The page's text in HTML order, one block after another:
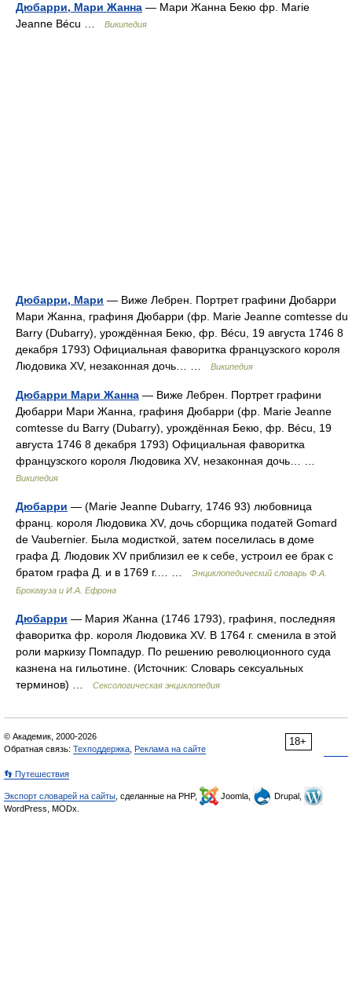
Дюбарри, Мари Жанна — Мари Жанна Бекю фр. Marie
Jeanne Bécu …
Википедия
Дюбарри, Мари — Виже Лебрен. Портрет графини Дюбарри
Мари Жанна, графиня Дюбарри (фр. Marie Jeanne comtesse du
Barry (Dubarry), урождённая Бекю, фр. Bécu, 19 августа 1746 8
декабря 1793) Официальная фаворитка французского короля
Людовика XV, незаконная дочь… …
Википедия
Дюбарри Мари Жанна — Виже Лебрен. Портрет графини
Дюбарри Мари Жанна, графиня Дюбарри (фр. Marie Jeanne
comtesse du Barry (Dubarry), урождённая Бекю, фр. Bécu, 19
августа 1746 8 декабря 1793) Официальная фаворитка
французского короля Людовика XV, незаконная дочь… …
Википедия
Дюбарри — (Marie Jeanne Dubarry, 1746 93) любовница
франц. короля Людовика XV, дочь сборщика податей Gomard
de Vaubernier. Была модисткой, затем поселилась в доме
графа Д. Людовик XV приблизил ее к себе, устроил ее брак с
братом графа Д. и в 1769 г.… …
Энциклопедический словарь Ф.А.
Брокгауза и И.А. Ефрона
Дюбарри — Мария Жанна (1746 1793), графиня, последняя
фаворитка фр. короля Людовика XV. В 1764 г. сменила в этой
роли маркизу Помпадур. По решению революционного суда
казнена на гильотине. (Источник: Словарь сексуальных
терминов) …
Сексологическая энциклопедия
18+
© Академик, 2000-2026
Обратная связь: Техподдержка Реклама на сайте
👣 Путешествия
Экспорт словарей на сайты , сделанные на PHP, Joomla,
Drupal,
WordPress, MODx.